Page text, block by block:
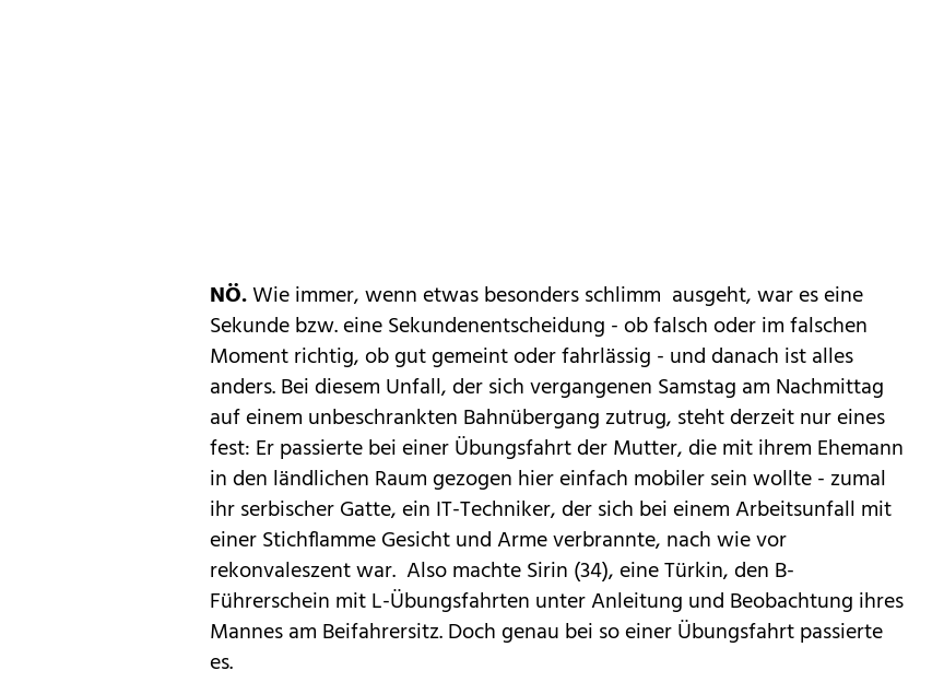
NÖ.Wie immer, wenn etwas besonders schlimm ausgeht, war es eine
Sekunde bzw. eine Sekundenentscheidung - ob falsch oder im falschen
Moment richtig, ob gut gemeint oder fahrlässig - und danach ist alles
anders. Bei diesem Unfall, der sich vergangenen Samstag am Nachmittag
auf einem unbeschrankten Bahnübergang zutrug, steht derzeit nur eines
fest: Er passierte bei einer Übungsfahrt der Mutter, die mit ihrem Ehemann
in den ländlichen Raum gezogen hier einfach mobiler sein wollte - zumal
ihr serbischer Gatte, ein IT-Techniker, der sich bei einem Arbeitsunfall mit
einer Stichflamme Gesicht und Arme verbrannte, nach wie vor
rekonvaleszent war. Also machte Sirin (34), eine Türkin, den B-
Führerschein mit L-Übungsfahrten unter Anleitung und Beobachtung ihres
Mannes am Beifahrersitz. Doch genau bei so einer Übungsfahrt passierte
es.